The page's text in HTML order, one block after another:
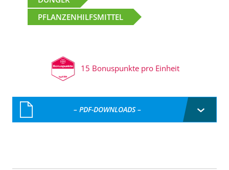
PFLANZENHILFSMITTEL
15 Bonuspunkte pro Einheit
– PDF-DOWNLOADS –